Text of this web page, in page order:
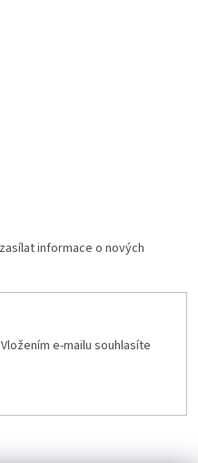
informace o nových
e-mailu souhlasíte